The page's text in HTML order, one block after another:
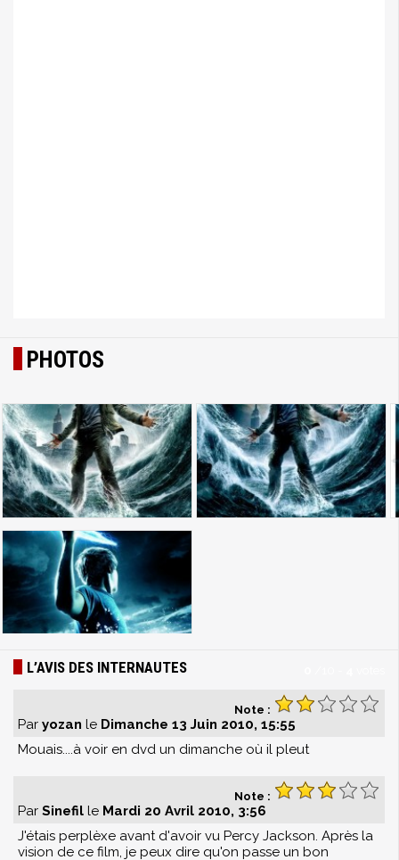
PHOTOS
L’AVIS DES INTERNAUTES
Note :
Par yozan le Dimanche 13 Juin 2010, 15:55
Mouais....à voir en dvd un dimanche où il pleut
Note :
Par Sinefil le Mardi 20 Avril 2010, 3:56
J'étais perplèxe avant d'avoir vu Percy Jackson. Après la
vision de ce film, je peux dire qu'on passe un bon